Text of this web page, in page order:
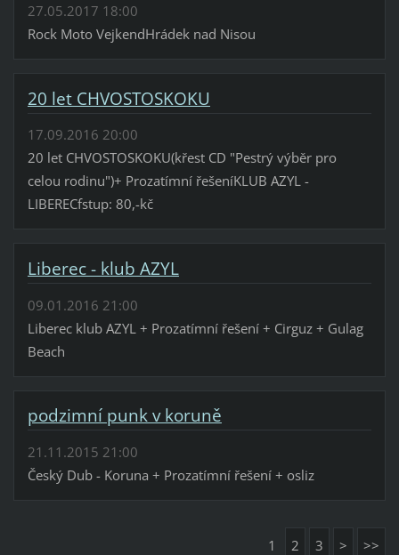
27.05.2017 18:00
Rock Moto VejkendHrádek nad Nisou
20 let CHVOSTOSKOKU
17.09.2016 20:00
20 let CHVOSTOSKOKU(křest CD "Pestrý výběr pro
celou rodinu")+ Prozatímní řešeníKLUB AZYL -
LIBERECfstup: 80,-kč
Liberec - klub AZYL
09.01.2016 21:00
Liberec klub AZYL + Prozatímní řešení + Cirguz + Gulag
Beach
podzimní punk v koruně
21.11.2015 21:00
Český Dub - Koruna + Prozatímní řešení + osliz
1 2 3 > >>